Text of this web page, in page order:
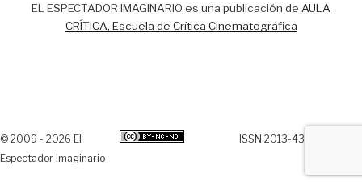
EL ESPECTADOR IMAGINARIO es una publicación de AULA
CRÍTICA, Escuela de Crítica Cinematográfica
© 2009 - 2026 El
Espectador Imaginario
ISSN 2013-438X